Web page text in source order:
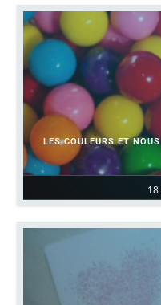
18
LES COULEURS ET NOUS